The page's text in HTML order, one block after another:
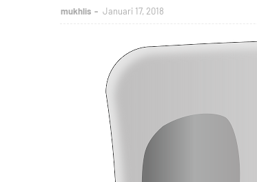
mukhlis Januari 17, 2018